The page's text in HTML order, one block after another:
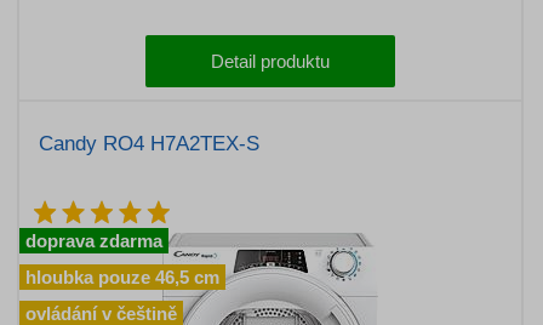
Detail produktu
Candy RO4 H7A2TEX-S
doprava zdarma
hloubka pouze 46,5 cm
ovládání v češtině